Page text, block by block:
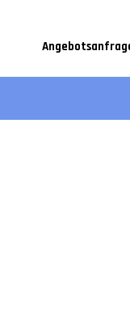
"1600.00",